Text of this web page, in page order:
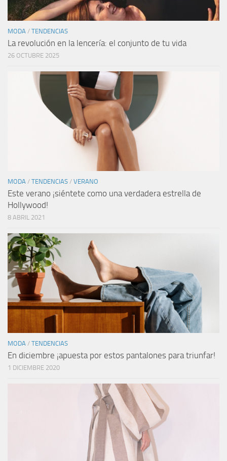
MODA / TENDENCIAS
La revolución en la lencería: el conjunto de tu vida
26 OCTUBRE 2025
MODA / TENDENCIAS / VERANO
Este verano ¡siéntete como una verdadera estrella de
Hollywood!
8 ABRIL 2021
MODA / TENDENCIAS
En diciembre ¡apuesta por estos pantalones para triunfar!
1 DICIEMBRE 2020